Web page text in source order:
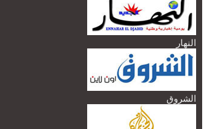
النهار
الشروق